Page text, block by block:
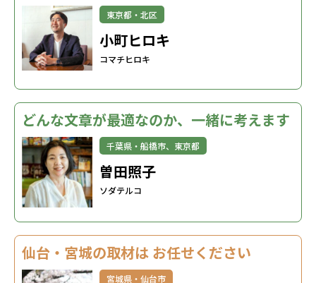
東京都・北区
小町ヒロキ
コマチヒロキ
どんな文章が最適なのか、一緒に考えます
千葉県・船橋市、東京都
曽田照子
ソダテルコ
仙台・宮城の取材は お任せください
宮城県・仙台市